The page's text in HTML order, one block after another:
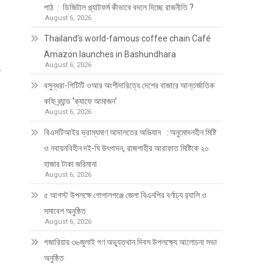
পাঠ : ডিজিটাল প্ল্যাটফর্ম কীভাবে বদলে দিচ্ছে রাজনীতি ?
August 6, 2026
Thailand’s world-famous coffee chain Café
Amazon launches in Bashundhara
August 6, 2026
বসুন্ধরা-পিটিটি ওআর অংশীদারিত্বে দেশের বাজারে আন্তর্জাতিক
কফি ব্র্যান্ড ‘ক্যাফে আমাজন’
August 6, 2026
বিএসটিআইর ভ্রাম্যমাণ আদালতের অভিযান : অনুমোদনহীন মিষ্টি
ও নবায়নবিহীন দই-ঘি উৎপাদন, রাজশাহীর আরাফাত মিষ্টিকে ২০
হাজার টাকা জরিমানা
August 6, 2026
৫ আগস্ট উপলক্ষে গোপালগঞ্জে জেলা বিএনপির বর্ণাঢ্য র‍্যালি ও
সমাবেশ অনুষ্ঠিত
August 6, 2026
গজারিয়ায় ৩৬জুলাই গণ অভ্যুত্থান দিবস উপলক্ষ্যে আলোচনা সভা
অনুষ্ঠিত